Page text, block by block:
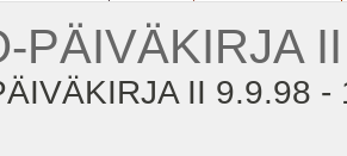
PÄIVÄKIRJA
II 9.9.98 -